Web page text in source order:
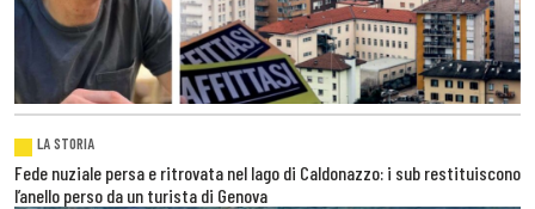
LA STORIA
Fede nuziale persa e ritrovata nel lago di Caldonazzo: i sub restituiscono
l’anello perso da un turista di Genova